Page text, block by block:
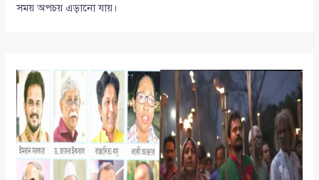
সময় অপচয় এড়ানো যায়।